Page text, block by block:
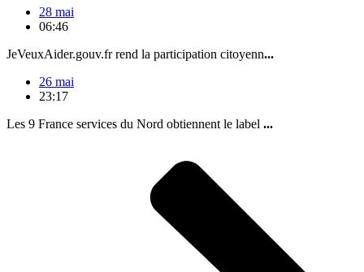
28 mai
06:46
JeVeuxAider.gouv.fr rend la participation citoyenn...
26 mai
23:17
Les 9 France services du Nord obtiennent le label ...